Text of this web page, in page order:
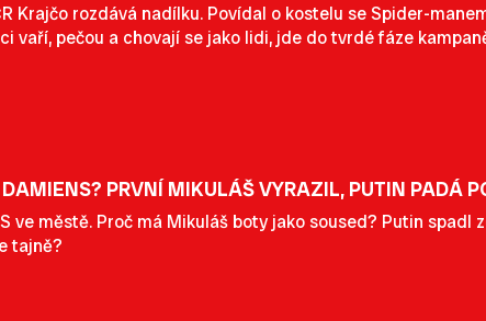
Krajčo rozdává nadílku. Povídal o kostelu se Spider-
vaří, pečou a chovají se jako lidi, jde do tvrdé fáze
PRVNÍ MIKULÁŠ VYRAZIL, PUTIN PADÁ
ve městě. Proč má Mikuláš boty jako soused? Putin
tajně?